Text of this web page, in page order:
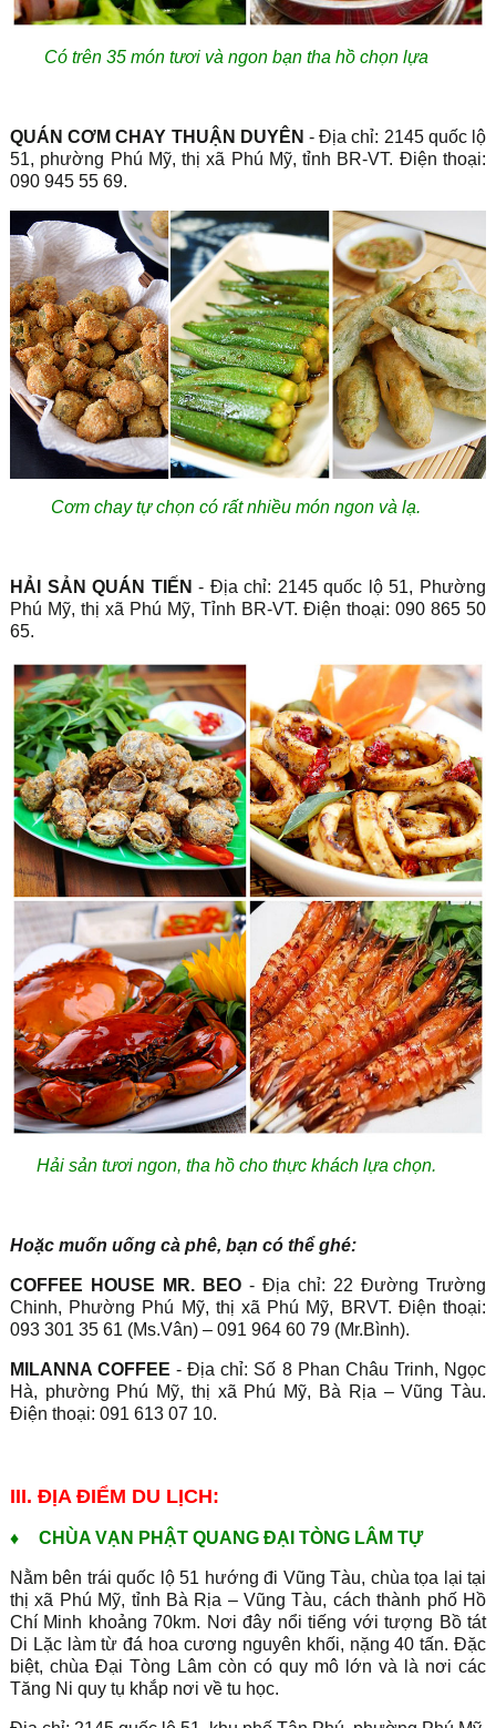
Có trên 35 món tươi và ngon bạn tha hồ chọn lựa
QUÁN CƠM CHAY THUẬN DUYÊN - Địa chỉ: 2145 quốc lộ
51, phường Phú Mỹ, thị xã Phú Mỹ, tỉnh BR-VT. Điện thoại:
090 945 55 69.
Cơm chay tự chọn có rất nhiều món ngon và lạ.
HẢI SẢN QUÁN TIẾN - Địa chỉ: 2145 quốc lộ 51, Phường
Phú Mỹ, thị xã Phú Mỹ, Tỉnh BR-VT. Điện thoại: 090 865 50
65.
Hải sản tươi ngon, tha hồ cho thực khách lựa chọn.
Hoặc muốn uống cà phê, bạn có thể ghé:
COFFEE HOUSE MR. BEO - Địa chỉ: 22 Đường Trường
Chinh, Phường Phú Mỹ, thị xã Phú Mỹ, BRVT. Điện thoại:
093 301 35 61 (Ms.Vân) – 091 964 60 79 (Mr.Bình).
MILANNA COFFEE - Địa chỉ: Số 8 Phan Châu Trinh, Ngọc
Hà, phường Phú Mỹ, thị xã Phú Mỹ, Bà Rịa – Vũng Tàu.
Điện thoại: 091 613 07 10.
III. ĐỊA ĐIỂM DU LỊCH:
♦ CHÙA VẠN PHẬT QUANG ĐẠI TÒNG LÂM TỰ
Nằm bên trái quốc lộ 51 hướng đi Vũng Tàu, chùa tọa lại tại
thị xã Phú Mỹ, tỉnh Bà Rịa – Vũng Tàu, cách thành phố Hồ
Chí Minh khoảng 70km. Nơi đây nổi tiếng với tượng Bồ tát
Di Lặc làm từ đá hoa cương nguyên khối, nặng 40 tấn. Đặc
biệt, chùa Đại Tòng Lâm còn có quy mô lớn và là nơi các
Tăng Ni quy tụ khắp nơi về tu học.